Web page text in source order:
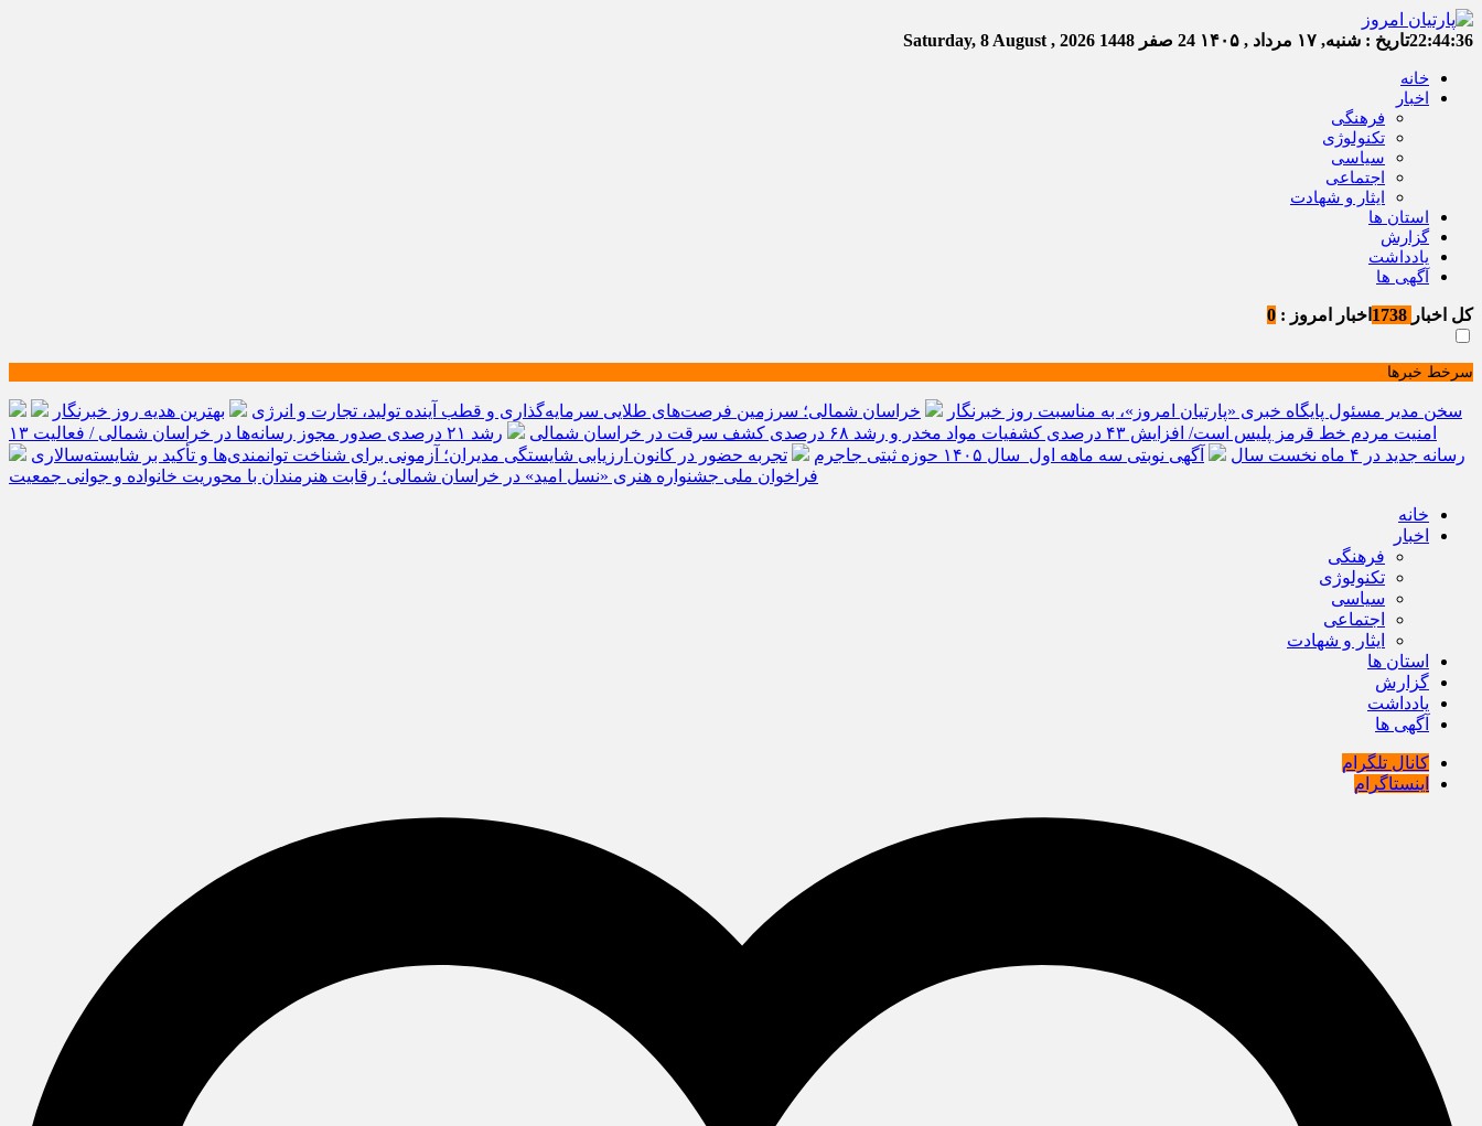
22:44:37تاریخ : شنبه, ۱۷ مرداد , ۱۴۰۵ 24 صفر 1448
خانه
اخبار
فرهنگی
تکنولوژی
سیاسی
اجتماعی
ایثار و شهادت
استان ها
گزارش
یادداشت
آگهی ها
کل اخبار اخبار امروز : 0
سرخط خبرها
سخن مدیر مسئول پایگاه خبری «پارتیان امروز»، به مناسبت روز خبرنگار خراسان شمالی؛ سرزمین فرصت‌های طلایی سرمایه‌گذاری و قطب آینده تولید، تجارت و انرژی
بهترین هدیه روز خبرنگار
امنیت مردم خط قرمز پلیس است/ افزایش ۴۳ درصدی کشفیات مواد مخدر و رشد ۶۸ درصدی کشف سرقت در خراسان شمالی
رشد ۲۱ درصدی صدور مجوز رسانه‌ها در خراسان شمالی / فعالیت ۱۳
رسانه جدید در ۴ ماه نخست سال
آگهی نوبتی سه ماهه اول سال ۱۴۰۵ حوزه ثبتی جاجرم
تجربه حضور در کانون ارزیابی شایستگی مدیران؛ آزمونی برای شناخت توانمندی‌ها و تأکید بر شایسته‌سالاری
فراخوان ملی جشنواره هنری «نسل امید» در خراسان شمالی؛ رقابت هنرمندان با محوریت خانواده و جوانی جمعیت
خانه
اخبار
فرهنگی
تکنولوژی
سیاسی
اجتماعی
ایثار و شهادت
استان ها
گزارش
یادداشت
آگهی ها
کانال تلگرام
اینستاگرام